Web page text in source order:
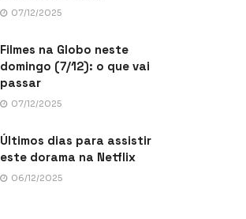
07/12/2025
Filmes na Globo neste
domingo (7/12): o que vai
passar
07/12/2025
Últimos dias para assistir
este dorama na Netflix
06/12/2025